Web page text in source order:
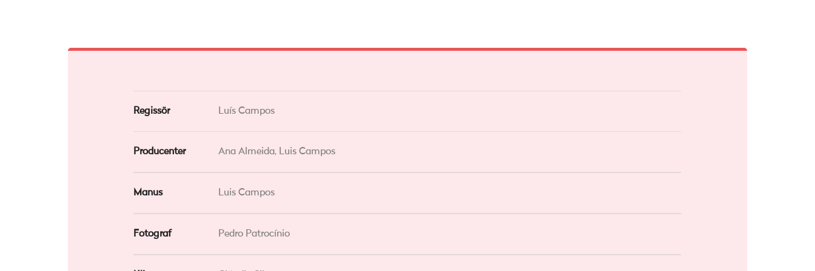
Regissör Luís Campos
Producenter Ana Almeida, Luis Campos
Manus Luis Campos
Fotograf Pedro Patrocínio